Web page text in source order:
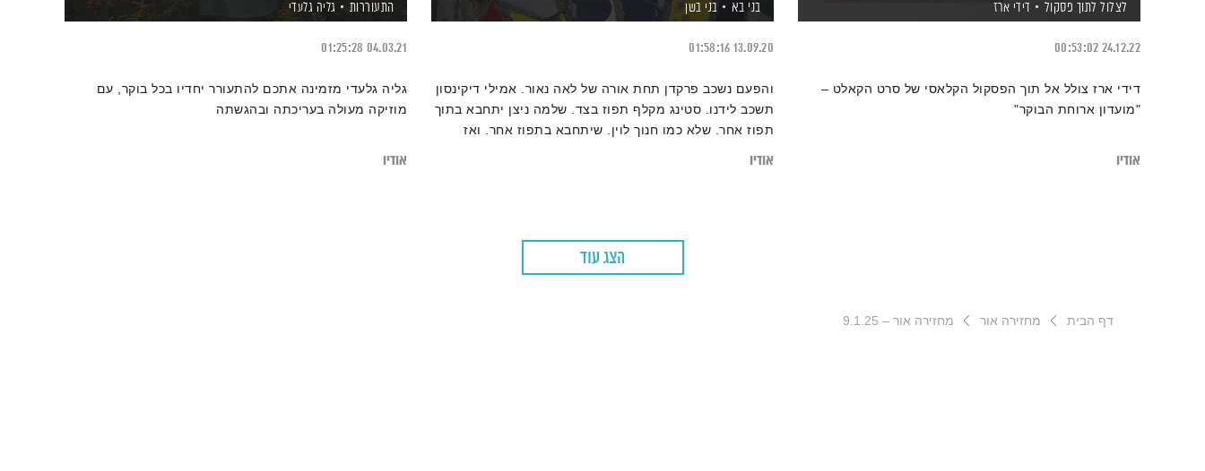
לצלול לתוך פסקול דידי ארז
24.12.22
00:53:02
דידי ארז צולל אל תוך הפסקול הקלאסי של סרט הקאלט –
"מועדון ארוחת הבוקר"
אודיו
בני בא בני בשן
13.09.20
01:58:16
והפעם נשכב פרקדן תחת אורה של לאה נאור. אמילי דיקינסון
תשכב לידנו. סטינג מקלף תפוז בצד. שלמה ניצן יתחבא בתוך
תפוז אחר. שלא כמו חנוך לוין. שיתחבא בתפוז אחר. ואז
אודיו
התעוררות גליה גלעדי
04.03.21
01:25:28
גליה גלעדי מזמינה אתכם להתעורר יחדיו בכל בוקר, עם
מוזיקה מעולה בעריכתה ובהגשתה
אודיו
הצג עוד
דף הבית מחזירה אור מחזירה אור – 9.1.25